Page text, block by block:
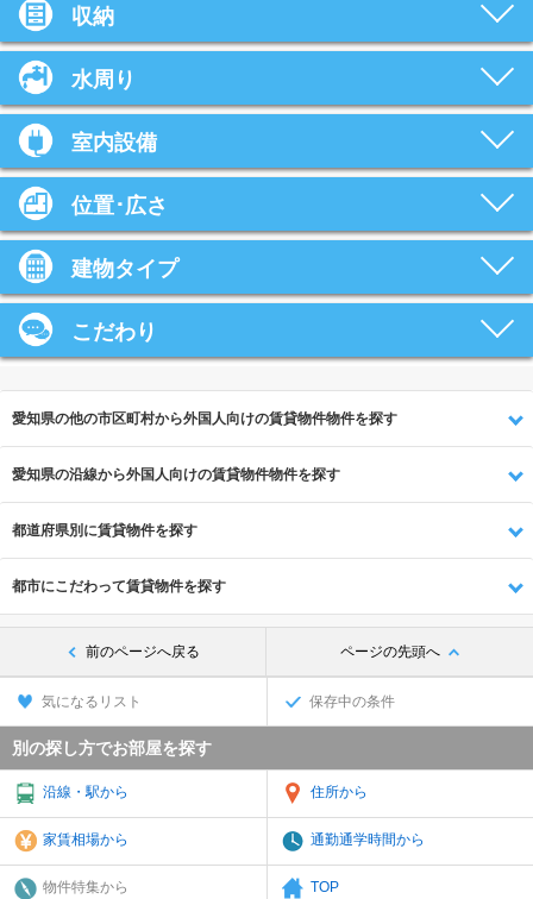
収納
水周り
室内設備
位置･広さ
建物タイプ
こだわり
愛知県の他の市区町村から外国人向けの賃貸物件物件を探す
愛知県の沿線から外国人向けの賃貸物件物件を探す
都道府県別に賃貸物件を探す
都市にこだわって賃貸物件を探す
前のページへ戻る ページの先頭へ
気になるリスト 保存中の条件
別の探し方でお部屋を探す
沿線・駅から 住所から
家賃相場から 通勤通学時間から
物件特集から TOP